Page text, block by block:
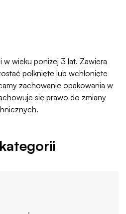
wieku poniżej 3 lat. Zawiera
połknięte lub wchłonięte
zachowanie opakowania w
się prawo do zmiany